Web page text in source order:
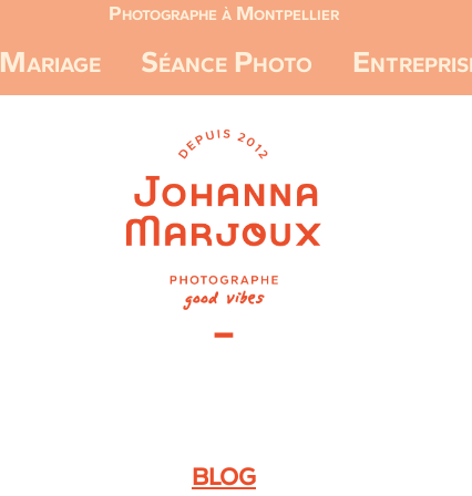
Photographe à Montpellier
Mariage Séance Photo
BLOG